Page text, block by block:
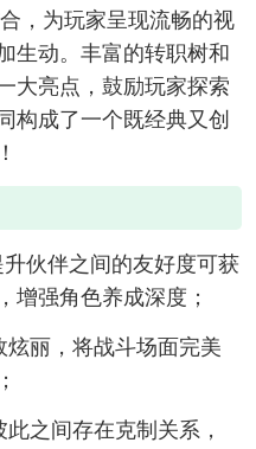
，为玩家呈现流畅的视
生动。丰富的转职树和
大亮点，鼓励玩家探索
构成了一个既经典又创
伙伴之间的友好度可获
增强角色养成深度；
丽，将战斗场面完美
之间存在克制关系，